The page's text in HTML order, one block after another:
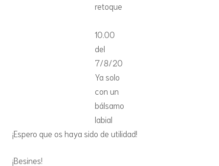
retoque
10.00
del
7/8/20
Ya solo
con un
bálsamo
labial
¡Espero que os haya sido de utilidad!
¡Besines!